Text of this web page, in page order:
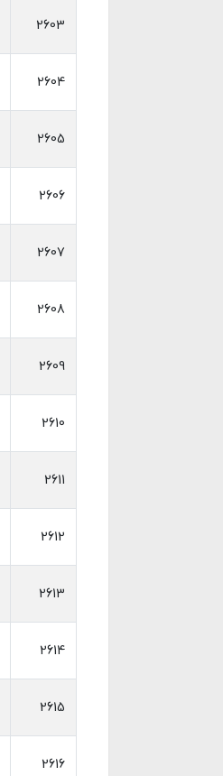
2603
2604
2605
2606
2607
2608
2609
2610
2611
2612
2613
2614
2615
2616